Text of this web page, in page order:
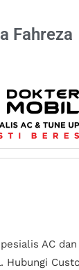
Fahreza
AC dan
Hubungi